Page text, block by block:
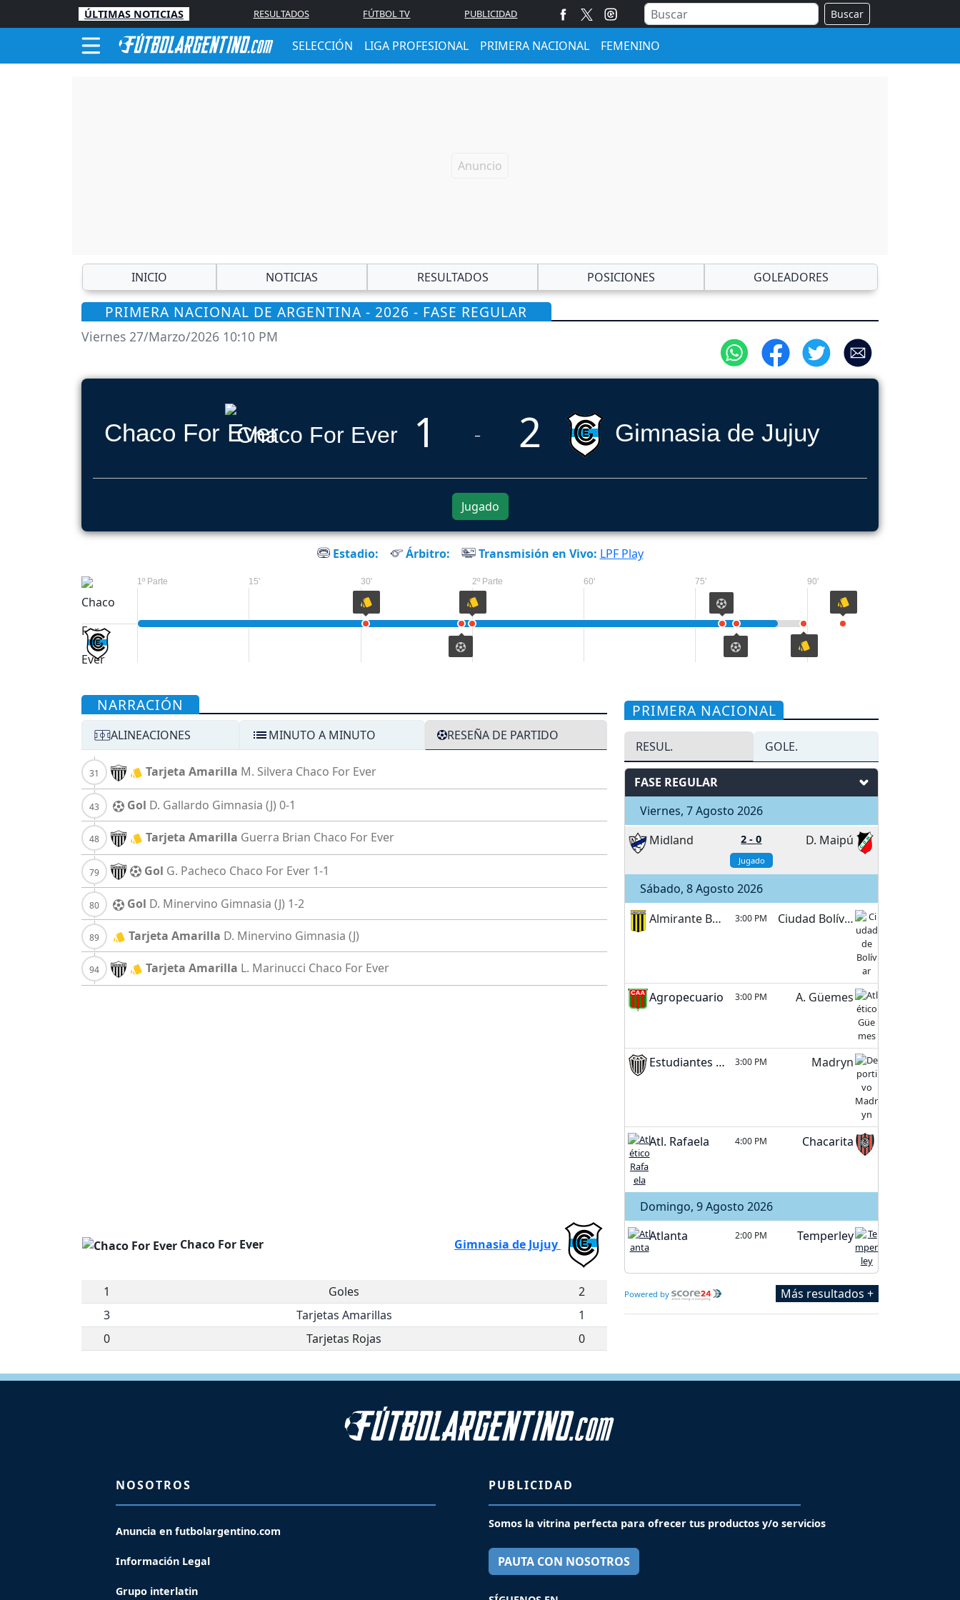
ÚLTIMAS NOTICIAS RESULTADOS FÚTBOL TV PUBLICIDAD Buscar
SELECCIÓN LIGA PROFESIONAL PRIMERA NACIONAL FEMENINO
INICIO NOTICIAS RESULTADOS POSICIONES GOLEADORES
PRIMERA NACIONAL DE ARGENTINA - 2026 - FASE REGULAR
Viernes 27/Marzo/2026 10:10 PM
Chaco For Ever 1 2 Gimnasia de Jujuy
Jugado
Estadio: Árbitro: Transmisión en Vivo: LPF Play
1º Parte 15' 30' 2º Parte 60' 75' 90'
NARRACIÓN
ALINEACIONES MINUTO A MINUTO RESEÑA DE PARTIDO
Tarjeta Amarilla M. Silvera Chaco For Ever
Gol D. Gallardo Gimnasia (J) 0-1
Tarjeta Amarilla Guerra Brian Chaco For Ever
Gol G. Pacheco Chaco For Ever 1-1
Gol D. Minervino Gimnasia (J) 1-2
Tarjeta Amarilla D. Minervino Gimnasia (J)
Tarjeta Amarilla L. Marinucci Chaco For Ever
Chaco For Ever Gimnasia de Jujuy
1 Goles
2
3
Tarjetas Amarillas
1
0
Tarjetas Rojas 0
PRIMERA NACIONAL
RESUL. GOLE.
FASE REGULAR
Viernes, 7 Agosto 2026
Midland
2 -0 D. Maipú
Jugado
Sábado, 8 Agosto 2026
Almirante Brown
3:00 PM Ciudad Bolívar
Agropecuario 3:00 PM A. Güemes
Estudiantes (BA) 3:00 PM Madryn
Atl. Rafaela 4:00 PM Chacarita
Domingo, 9 Agosto 2026
Atlanta
2:00 PM Temperley
Powered by Más resultados +
NOSOTROS
Anuncia en futbolargentino.com
Información Legal
Grupo interlatin
PUBLICIDAD
Somos la vitrina perfecta para ofrecer tus productos y/o servicios
PAUTA CON NOSOTROS